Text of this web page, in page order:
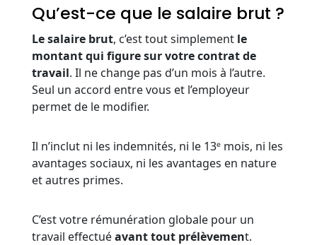
Qu’est-ce que le salaire brut ?
Le salaire brut, c’est tout simplement le
montant qui figure sur votre contrat de
travail. Il ne change pas d’un mois à l’autre.
Seul un accord entre vous et l’employeur
permet de le modifier.
Il n’inclut ni les indemnités, ni le 13ᵉ mois, ni les
avantages sociaux, ni les avantages en nature
et autres primes.
C’est votre rémunération globale pour un
travail effectuéavant tout prélèvement.